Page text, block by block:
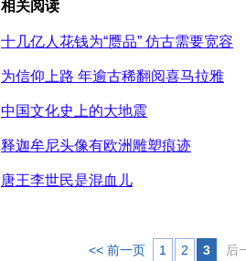
相关阅读
十几亿人花钱为“赝品” 仿古需要宽容
为信仰上路 年逾古稀翻阅喜马拉雅
中国文化史上的大地震
释迦牟尼头像有欧洲雕塑痕迹
唐王李世民是混血儿
<< 前一页 1 2 3 后